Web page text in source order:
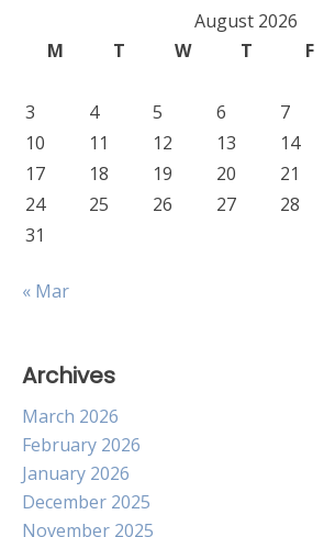
August 2026
M
T W T F
3
4 5 6 7
10
11 12 13 14
17
18 19 20 21
24
25 26 27 28
31
« Mar
Archives
March 2026
February 2026
January 2026
December 2025
November 2025